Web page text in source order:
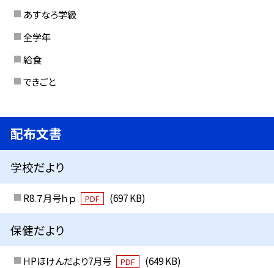
あすなろ学級
全学年
給食
できごと
配布文書
学校だより
R8.７月号ｈｐ PDF (697 KB)
保健だより
HPほけんだより7月号 PDF (649 KB)